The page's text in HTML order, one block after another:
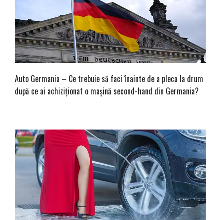
Auto Germania – Ce trebuie să faci înainte de a pleca la drum
după ce ai achiziționat o mașină second-hand din Germania?